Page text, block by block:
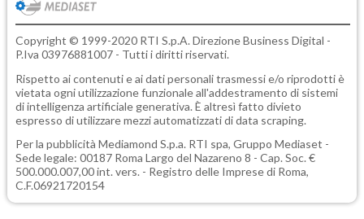
Copyright © 1999-2020 RTI S.p.A. Direzione Business Digital -
P.Iva 03976881007 - Tutti i diritti riservati.
Rispetto ai contenuti e ai dati personali trasmessi e/o riprodotti è
vietata ogni utilizzazione funzionale all'addestramento di sistemi
di intelligenza artificiale generativa. È altresì fatto divieto
espresso di utilizzare mezzi automatizzati di data scraping.
Per la pubblicità Mediamond S.p.a. RTI spa, Gruppo Mediaset -
Sede legale: 00187 Roma Largo del Nazareno 8 - Cap. Soc. €
500.000.007,00 int. vers. - Registro delle Imprese di Roma,
C.F.06921720154